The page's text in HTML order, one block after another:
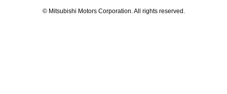
© Mitsubishi Motors Corporation. All rights reserved.